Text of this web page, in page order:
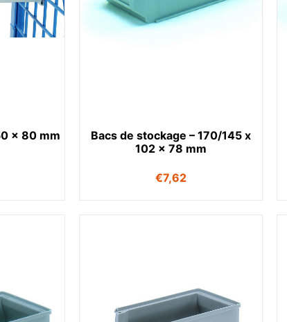
x 80 mm
Bacs de stockage – 170/145 x
102 x 78 mm
€7,62